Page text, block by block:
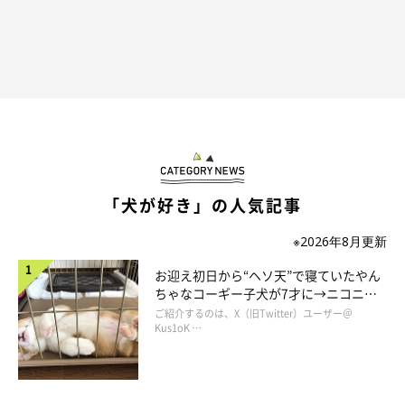
「犬が好き」の人気記事
※2026年8月更新
お迎え初日から“ヘソ天”で寝ていたやん
ちゃなコーギー子犬が7才に→ニコニ
コ“コーギースマイル”が魅力のコに成
長！
ご紹介するのは、X（旧Twitter）ユーザー＠
Kus1oK …